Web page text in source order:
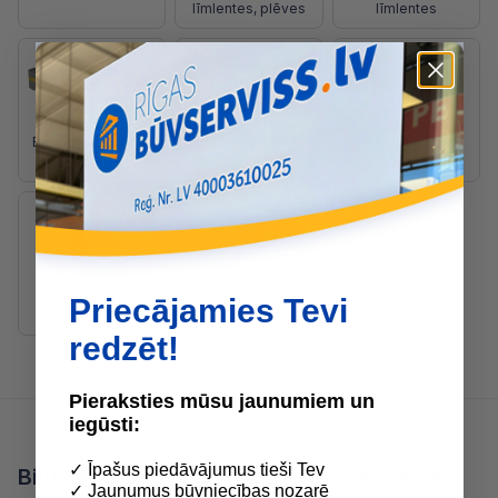
līmlentes, plēves līmlentes
Betonēšanas malu
lentes
Hidroizolācijas
lentes
Iepakojumu
līmlentes
Norobežojuma
lentes
Izolācijas lentes
Bitumena lentes būvdarbiem un remontam
Priecājamies Tevi
redzēt!
Pieraksties mūsu jaunumiem un
iegūsti:
✓ Īpašus piedāvājumus tieši Tev
✓ Jaunumus būvniecības nozarē